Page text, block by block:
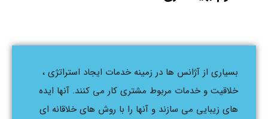
بسیاری از آژانس ها در زمینه خدمات ایجاد استراتژی ،
خلاقیت و خدمات مربوط مشتری کار می کنند. آنها ایده
های زیبایی می سازند و آنها را با روش های خلاقانه ای